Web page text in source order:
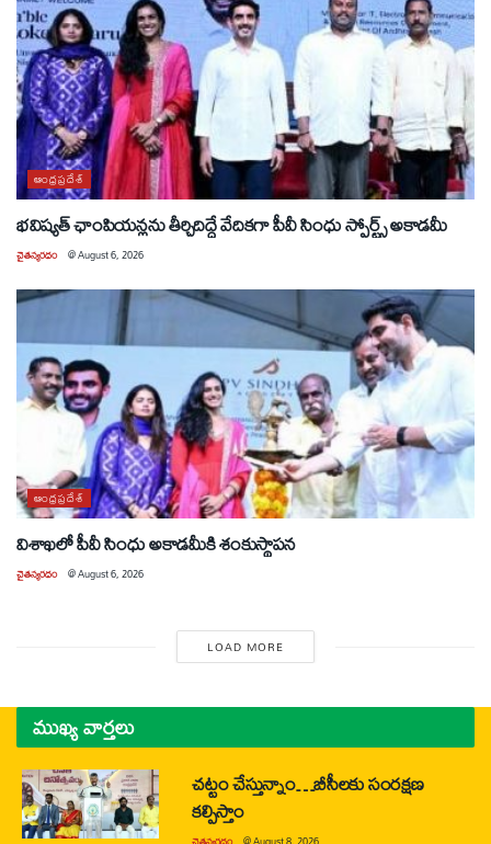
ఆంధ్రప్రదేశ్
భవిష్యత్ ఛాంపియన్లను తీర్చిదిద్దే వేదికగా పీవీ సింధు స్పోర్ట్స్ అకాడమీ
చైతన్యరధం @August 6, 2026
ఆంధ్రప్రదేశ్
విశాఖలో పీవీ సింధు అకాడమీకి శంకుస్థాపన
చైతన్యరధం @August 6, 2026
LOAD MORE
ముఖ్య వార్తలు
చట్టం చేస్తున్నాం…బీసీలకు సంరక్షణ
కల్పిస్తాం